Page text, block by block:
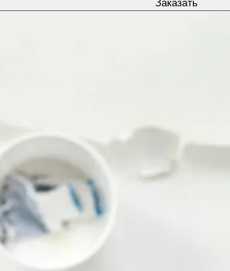
Заказать